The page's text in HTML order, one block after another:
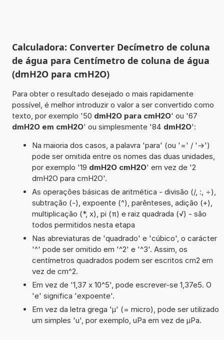
Calculadora: Converter Decímetro de coluna
de água para Centímetro de coluna de água
(dmH2O para cmH2O)
Para obter o resultado desejado o mais rapidamente
possível, é melhor introduzir o valor a ser convertido como
texto, por exemplo '50 dmH2O para cmH2O' ou '67
dmH2O em cmH2O' ou simplesmente '84 dmH2O':
Na maioria dos casos, a palavra 'para' (ou '=' / '->')
pode ser omitida entre os nomes das duas unidades,
por exemplo '19 dmH2O cmH2O' em vez de '2
dmH2O para cmH2O'.
As operações básicas de aritmética - divisão (/, :, ÷),
subtração (-), expoente (^), parênteses, adição (+),
multiplicação (*, x), pi (π) e raiz quadrada (√) - são
todos permitidos nesta etapa
Nas abreviaturas de 'quadrado' e 'cúbico', o carácter
'^' pode ser omitido em '^2' e '^3'. Assim, os
centímetros quadrados podem ser escritos cm2 em
vez de cm^2.
Em vez de '1,37 x 10^5', pode escrever-se 1,37e5. O
'e' significa 'expoente'.
Em vez da letra grega 'µ' (= micro), pode ser utilizado
um simples 'u', por exemplo, uPa em vez de µPa.